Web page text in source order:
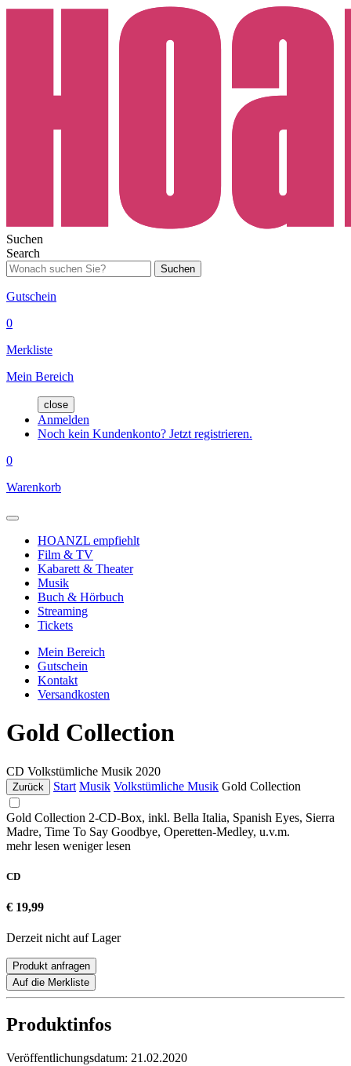
Suchen
Search
Suchen
Gutschein
0
Merkliste
Mein Bereich
close
Anmelden
Noch kein Kundenkonto? Jetzt registrieren.
0
Warenkorb
HOANZL empfiehlt
Film & TV
Kabarett & Theater
Musik
Buch & Hörbuch
Streaming
Tickets
Mein Bereich
Gutschein
Kontakt
Versandkosten
Gold Collection
CD Volkstümliche Musik 2020
Zurück Start Musik Volkstümliche Musik Gold Collection
Gold Collection 2-CD-Box, inkl. Bella Italia, Spanish Eyes, Sierra
Madre, Time To Say Goodbye, Operetten-Medley, u.v.m.
mehr lesen weniger lesen
CD
€ 19,99
Derzeit nicht auf Lager
Produkt anfragen
Auf die Merkliste
Produktinfos
Veröffentlichungsdatum: 21.02.2020